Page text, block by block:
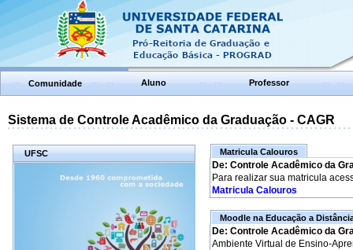
Comunidade Aluno Professor
Sistema de Controle Acadêmico da Graduação - CAGR
UFSC Matricula Calouros
De: Controle Acadêmico da
Para realizar sua matricula
Matricula Calouros
Moodle na Educação a
De: Controle Acadêmico da
Ambiente Virtual de Ensino-